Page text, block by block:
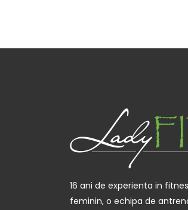
16 ani de experienta in
feminin, o echipa de